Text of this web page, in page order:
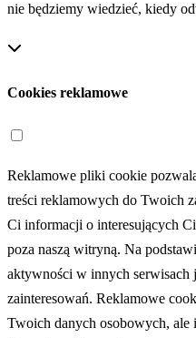
nie będziemy wiedzieć, kiedy
Cookies reklamowe
Reklamowe pliki cookie
treści reklamowych do Twoich
Ci informacji o interesujących
poza naszą witryną. Na
aktywności w innych
zainteresowań. Reklamowe
Twoich danych osobowych,